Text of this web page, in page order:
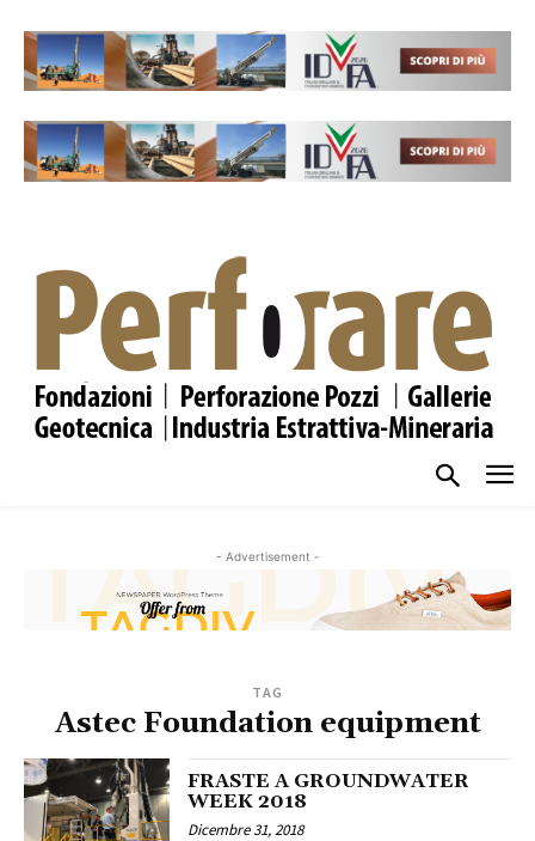
- Advertisement -
TAG
Astec Foundation equipment
FRASTE A GROUNDWATER
WEEK 2018
Dicembre 31, 2018